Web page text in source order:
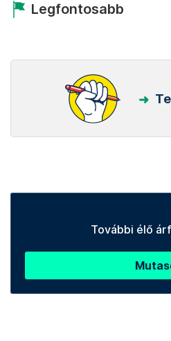
Legfontosabb
További élő